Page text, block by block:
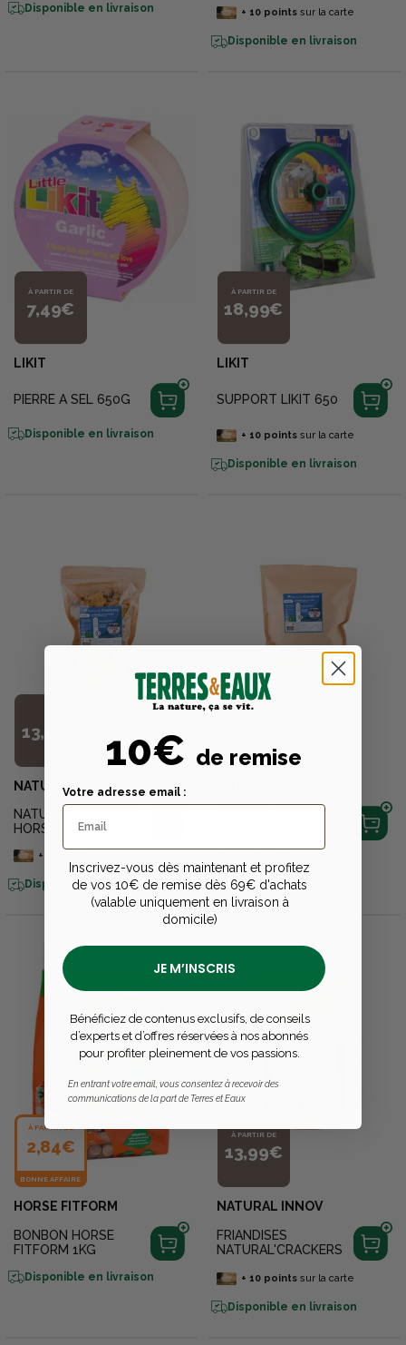
Disponible en livraison + 10pointssur la carte
Disponible en livraison
À PARTIR DE
7,49€
LIKIT
PIERRE A SEL 650G
Disponible en livraison
À PARTIR DE
18,99€
LIKIT
SUPPORT LIKIT 650
+ 10pointssur la carte
Disponible en livraison
13,99€
NATURAL INNOV
NATURAL CRACKERS
HORSE MOOV 300GR
+
Disponible en livraison Disponible en livraison
À PARTIR DE
2,84€
BONNE AFFAIRE
HORSE FITFORM
BONBON HORSE
FITFORM 1KG
Disponible en livraison
À PARTIR DE
13,99€
NATURAL INNOV
FRIANDISES
NATURAL'CRACKERS
+ 10pointssur la carte
Disponible en livraison
10€ de remise
Votre adresse email :
Inscrivez-vous dès maintenant et profitez
de vos 10€ de remise dès 69€ d'achats
(valable uniquement en livraison à
domicile)
JE M’INSCRIS
Bénéficiez de contenus exclusifs, de conseils
d’experts et d’offres réservées à nos abonnés
pour profiter pleinement de vos passions.
En entrant votre email, vous consentez à recevoir des
communications de la part de Terres et Eaux